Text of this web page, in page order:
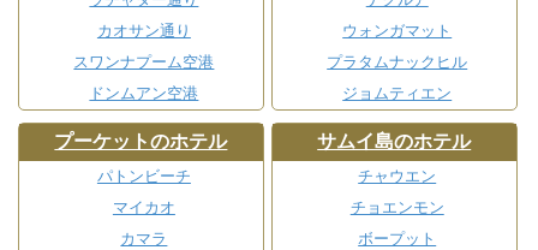
カオサン通り
スワンナプーム空港
ドンムアン空港
ウォンガマット
プラタムナックヒル
ジョムティエン
プーケットのホテル
パトンビーチ
マイカオ
カマラ
サムイ島のホテル
チャウエン
チョエンモン
ボープット